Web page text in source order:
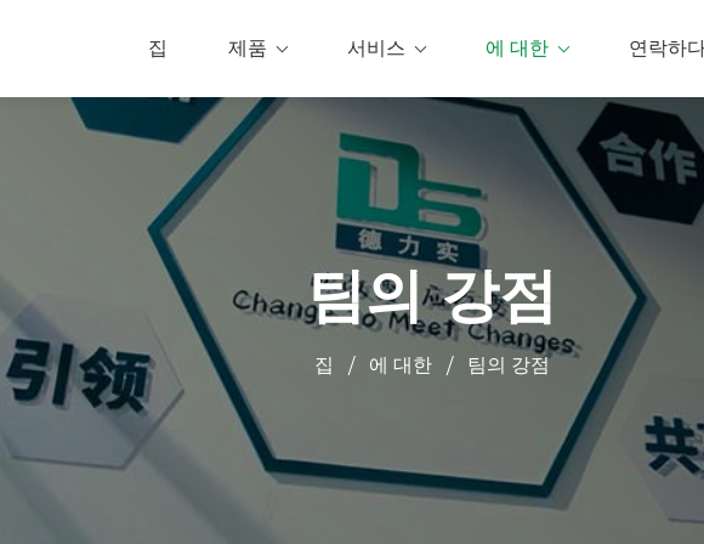
집 제품 서비스 에 대한 연락하
팀의 강점
집 / 에 대한 / 팀의 강점